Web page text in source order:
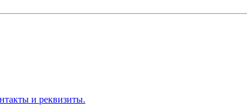
и реквизиты.